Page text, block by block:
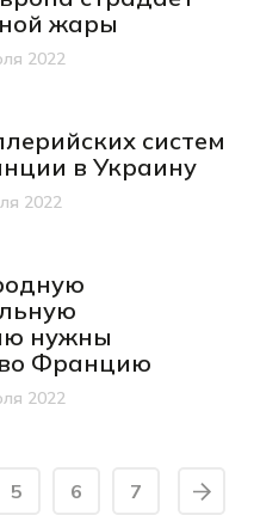
жары
2022
систем
в Украину
2022
нужны
Францию
2022
5 6 7